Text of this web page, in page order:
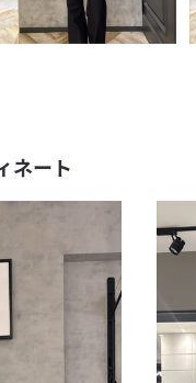
ネート